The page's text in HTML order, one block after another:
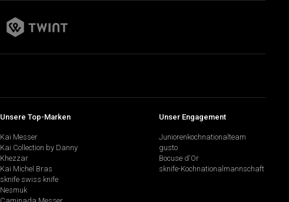
Unsere Top-Marken
Kai Messer
Kai Collection by Danny
Khezzar
Kai Michel Bras
sknife swiss knife
Nesmuk
Unser Engagement
Juniorenkochnationalteam
gusto
Bocuse d'Or
sknife-Kochnationalmannschaft